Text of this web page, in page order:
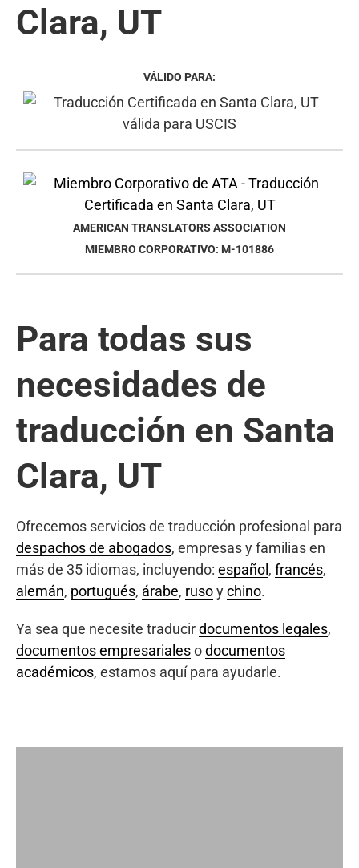
Clara, UT
VÁLIDO PARA:
AMERICAN TRANSLATORS ASSOCIATION
MIEMBRO CORPORATIVO: M-101886
Para todas sus
necesidades de
traducción en Santa
Clara, UT
Ofrecemos servicios de traducción profesional para
despachos de abogados, empresas y familias en
más de 35 idiomas, incluyendo: español , francés,
alemán, portugués, árabe, rusoychino.
Ya sea que necesite traducirdocumentos legales,
documentos empresarialesodocumentos
académicos, estamos aquí para ayudarle.